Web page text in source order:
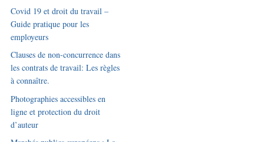
Covid 19 et droit du travail –
Guide pratique pour les
employeurs
Clauses de non-concurrence dans
les contrats de travail: Les règles
à connaître.
Photographies accessibles en
ligne et protection du droit
d’auteur